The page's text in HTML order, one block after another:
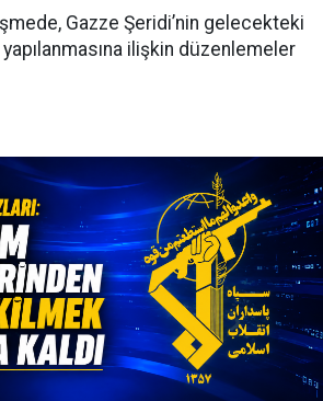
Gazze Şeridi’nin gelecekteki
ilişkin düzenlemeler